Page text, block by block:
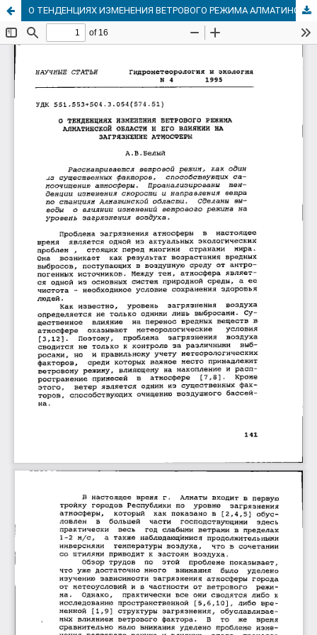
О ТЕНДЕНЦИЯХ ИЗМЕНЕНИЯ ВЕТРОВОГО РЕЖИМА АЛМАТИНСКОЙ ОБЛАСТИ И ЕГО ВЛИЯНИИ НА ЗАГРЯЗНЕНИЕ АТМОСФЕРЫ